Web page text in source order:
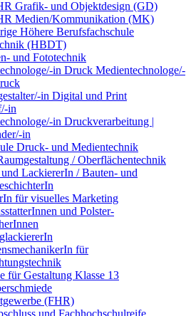
Grafik- und Objektdesign (GD)
Medien/Kommunikation (MK)
Höhere Berufsfachschule
(HBDT)
und Fototechnik
in Druck Medientechnologe/-
in Digital und Print
in
in Druckverarbeitung |
in
Druck- und Medientechnik
/ Oberflächentechnik
LackiererIn / Bauten- und
für visuelles Marketing
und Polster-
für
für Gestaltung Klasse 13
(FHR)
und Fachhochschulreife